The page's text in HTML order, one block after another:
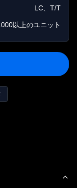
LC、T/T
以上のユニット